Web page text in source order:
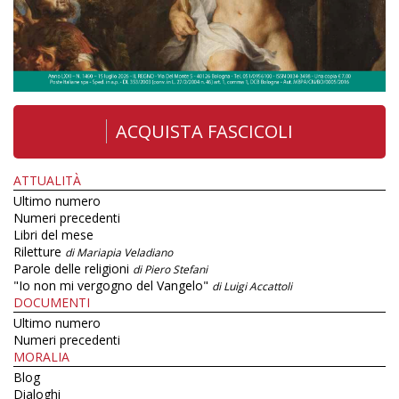
ACQUISTA FASCICOLI
ATTUALITÀ
Ultimo numero
Numeri precedenti
Libri del mese
Riletture di Mariapia Veladiano
Parole delle religioni di Piero Stefani
"Io non mi vergogno del Vangelo" di Luigi Accattoli
DOCUMENTI
Ultimo numero
Numeri precedenti
MORALIA
Blog
Dialoghi